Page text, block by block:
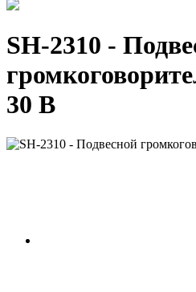
SH-2310 -
30 В